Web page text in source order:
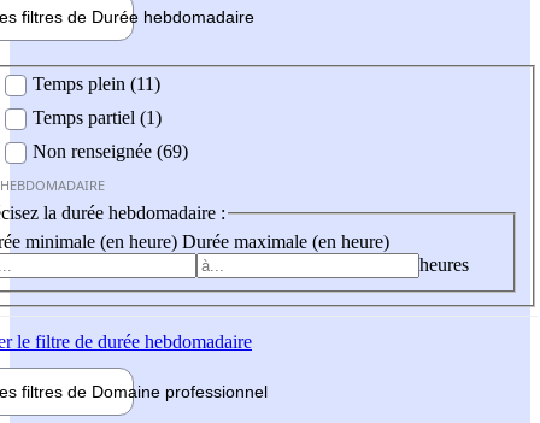
filtres de Durée hebdomadaire
Temps plein (11)
Temps partiel (1)
Non renseignée (69)
la durée hebdomadaire :
minimale (en heure) Durée maximale (en heure)
heures
le filtre de durée hebdomadaire
filtres de Domaine professionnel